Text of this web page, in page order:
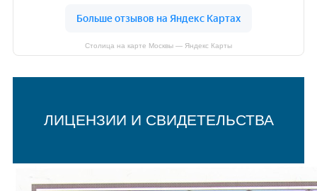
Столица на карте Москвы — Яндекс Карты
ЛИЦЕНЗИИ И СВИДЕТЕЛЬСТВА